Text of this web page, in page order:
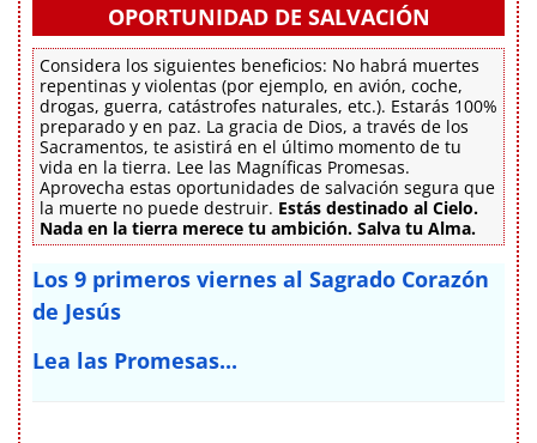
OPORTUNIDAD DE SALVACIÓN
Considera los siguientes beneficios: No habrá muertes
repentinas y violentas (por ejemplo, en avión, coche,
drogas, guerra, catástrofes naturales, etc.). Estarás 100%
preparado y en paz. La gracia de Dios, a través de los
Sacramentos, te asistirá en el último momento de tu
vida en la tierra. Lee las Magníficas Promesas.
Aprovecha estas oportunidades de salvación segura que
la muerte no puede destruir. Estás destinado al Cielo.
Nada en la tierra merece tu ambición. Salva tu Alma.
Los 9 primeros viernes al Sagrado Corazón
de Jesús
Lea las Promesas...